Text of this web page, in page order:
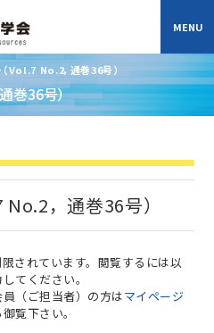
Vol.7 No.2，通巻36号）
巻36号）
，通巻36号）
されています。閲覧するには以
てください。
（ご担当者）の方はマイページ
覧下さい。